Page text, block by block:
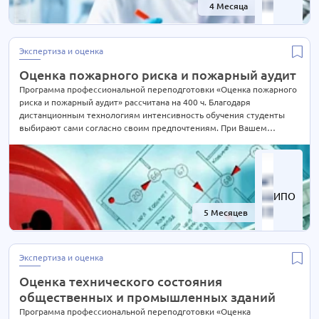
Менеджмент в различных сферах 9 курсов
Металлургия
Метрология 6 курсов
Нефтегазовое дело 18 курсов
Охрана труда и безопасность 25 курсов
Педагогика
Педагогика профессионального образования 46 курсов
Подъемные сооружения и лифты 8 курсов
Пожарно-технический минимум (ПТМ)
Практическая психология 24 курса
Предметная подготовка учителей 16 курсов
Продукты питания - технология производства 2 курса
Проектирование
Профессии 0 курсов
Психология
Реклама и PR
4 Месяца -61%
ИПО
5 Месяцев -61%
Экспертиза и оценка
Оценка пожарного риска и пожарный аудит
Программа профессиональной переподготовки «Оценка пожарного
риска и пожарный аудит» рассчитана на 400 ч. Благодаря
дистанционным технологиям интенсивность обучения студенты
выбирают сами согласно своим предпочтениям. При Вашем
2 РАЗА! Подробности уточняйте по телефону на сайте или отправьте
нам заявку для консультации.
Экспертиза и оценка
Оценка технического состояния
общественных и промышленных зданий
Программа профессиональной переподготовки «Оценка